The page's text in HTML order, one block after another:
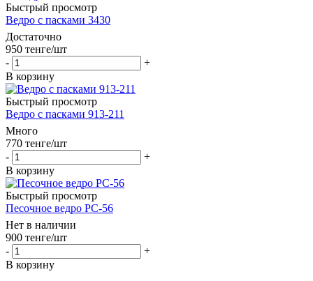
Быстрый просмотр
Ведро с пасками 3430
Достаточно
950 тенге/шт
-
+
В корзину
Быстрый просмотр
Ведро с пасками 913-211
Много
770 тенге/шт
-
+
В корзину
Быстрый просмотр
Песочное ведро PC-56
Нет в наличии
900 тенге/шт
-
+
В корзину